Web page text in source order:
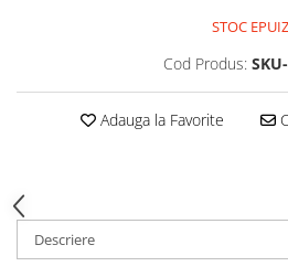
STOC
Cod Produs:
Adauga la Favorite
Descriere